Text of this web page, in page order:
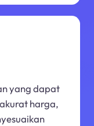
yang dapat
harga,